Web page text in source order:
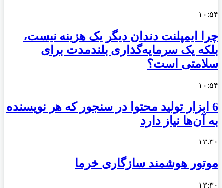
۱۰:۵۴
چرا ایمپلنت دندان دیگر یک هزینه نیست،
بلکه یک سرمایه‌گذاری بلندمدت برای
سلامتی است؟
۱۰:۵۴
6 ابزار تولید محتوا در سنجور که هر نویسنده
به آن‌ها نیاز دارد
۱۳:۳۰
موتور هوشمند سازگاری خرما
۱۳:۳۰